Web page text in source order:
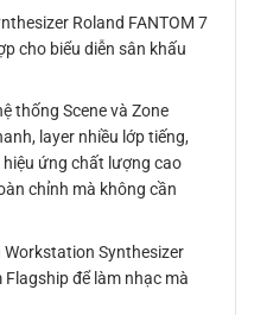
Roland FANTOM 7
cho biểu diễn sân khấu
thống Scene và Zone
layer nhiều lớp tiếng,
ứng chất lượng cao
chỉnh mà không cần
Workstation Synthesizer
Flagship để làm nhạc mà